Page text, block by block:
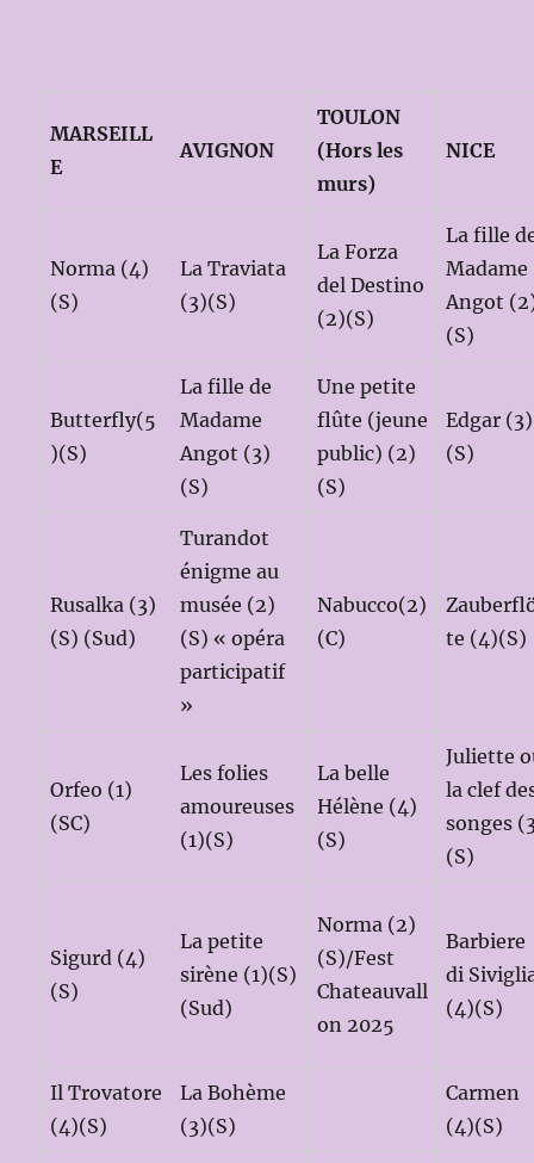
MARSEILL
E
AVIGNON
TOULON
(Hors les
murs)
NICE
Norma (4)
(S)
La Traviata
(3)(S)
La Forza
del Destino
(2)(S)
La fille
Madame
Angot
(S)
Butterfly(5
)(S)
La fille de
Madame
Angot (3)
(S)
Une petite
flûte (jeune
public) (2)
(S)
Edgar (3)
(S)
Rusalka (3)
(S) (Sud)
Turandot
énigme au
musée (2)
(S) « opéra
participatif
»
Nabucco(2)
(C)
te (4)(S)
Orfeo (1)
(SC)
Les folies
amoureuses
(1)(S)
La belle
Hélène (4)
(S)
Juliette
la clef
songes
(S)
Sigurd (4)
(S)
La petite
sirène (1)(S)
(Sud)
Norma (2)
(S)/Fest
Chateauvall
on 2025
Barbiere
di
(4)(S)
Il Trovatore
(4)(S)
La Bohème
(3)(S)
Carmen
(4)(S)